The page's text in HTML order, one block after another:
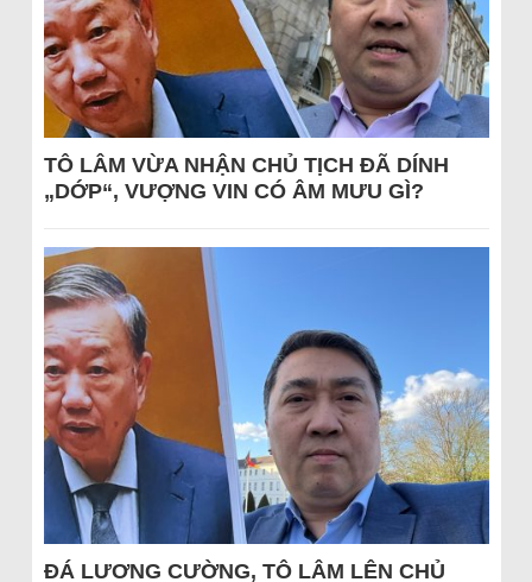
TÔ LÂM VỪA NHẬN CHỦ TỊCH ĐÃ DÍNH
„DỚP“, VƯỢNG VIN CÓ ÂM MƯU GÌ?
ĐÁ LƯƠNG CƯỜNG, TÔ LÂM LÊN CHỦ